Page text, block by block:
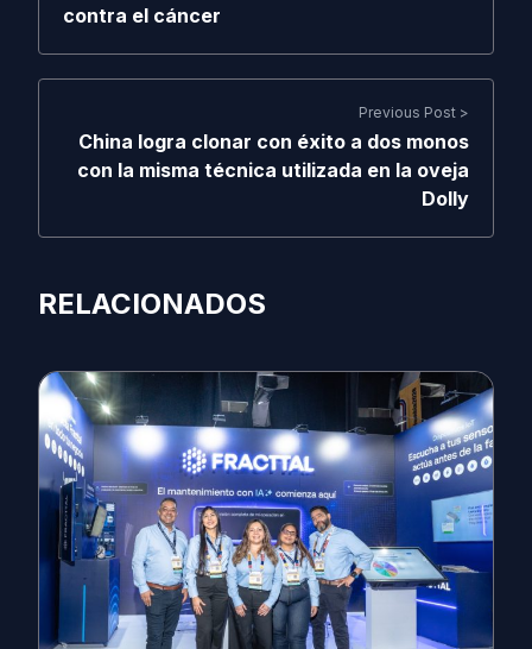
contra el cáncer
Previous Post >
China logra clonar con éxito a dos monos
con la misma técnica utilizada en la oveja
Dolly
RELACIONADOS